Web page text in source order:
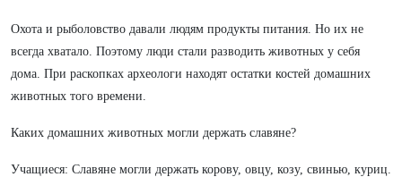
Охота и рыболовство давали людям продукты питания. Но их не
всегда хватало. Поэтому люди стали разводить животных у себя
дома. При раскопках археологи находят остатки костей домашних
животных того времени.
Каких домашних животных могли держать славяне?
Учащиеся: Славяне могли держать корову, овцу, козу, свинью, куриц.